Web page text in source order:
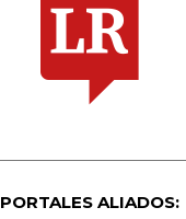
PORTALES ALIADOS: